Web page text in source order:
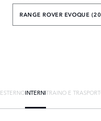
RANGE ROVER EVOQUE
ESTERNOINTERNITRAINO E